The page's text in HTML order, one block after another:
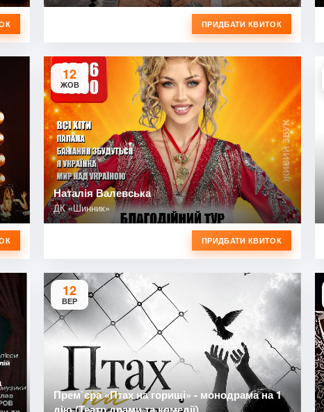
ПРИДБАТИ КВИТОК
12
ЖОВ
Наталія Валевська
ДК «Шинник»
ПРИДБАТИ КВИТОК
12
ВЕР
Прем`єра «Птах на горищі» - монодрама на 1
дію (Театр драми та комедії)